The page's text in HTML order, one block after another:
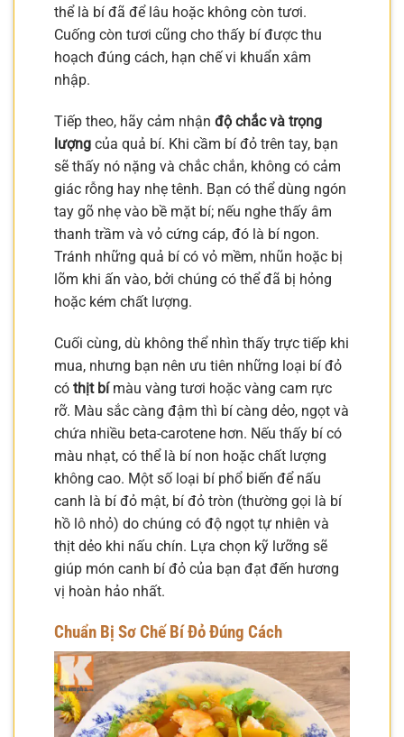
thể là bí đã để lâu hoặc không còn tươi.
Cuống còn tươi cũng cho thấy bí được thu
hoạch đúng cách, hạn chế vi khuẩn xâm
nhập.
Tiếp theo, hãy cảm nhận độ chắc và trọng
lượng của quả bí. Khi cầm bí đỏ trên tay, bạn
sẽ thấy nó nặng và chắc chắn, không có cảm
giác rỗng hay nhẹ tênh. Bạn có thể dùng ngón
tay gõ nhẹ vào bề mặt bí; nếu nghe thấy âm
thanh trầm và vỏ cứng cáp, đó là bí ngon.
Tránh những quả bí có vỏ mềm, nhũn hoặc bị
lõm khi ấn vào, bởi chúng có thể đã bị hỏng
hoặc kém chất lượng.
Cuối cùng, dù không thể nhìn thấy trực tiếp khi
mua, nhưng bạn nên ưu tiên những loại bí đỏ
có thịt bímàu vàng tươi hoặc vàng cam rực
rỡ. Màu sắc càng đậm thì bí càng dẻo, ngọt và
chứa nhiều beta-carotene hơn. Nếu thấy bí có
màu nhạt, có thể là bí non hoặc chất lượng
không cao. Một số loại bí phổ biến để nấu
canh là bí đỏ mật, bí đỏ tròn (thường gọi là bí
hồ lô nhỏ) do chúng có độ ngọt tự nhiên và
thịt dẻo khi nấu chín. Lựa chọn kỹ lưỡng sẽ
giúp món canh bí đỏ của bạn đạt đến hương
vị hoàn hảo nhất.
Chuẩn Bị Sơ Chế Bí Đỏ Đúng Cách